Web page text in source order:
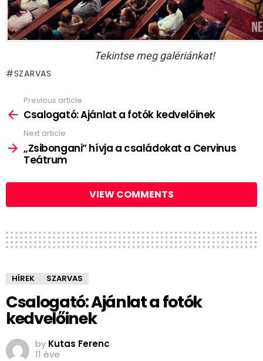
Tekintse meg galériánkat!
SZARVAS
more
Previous article
Csalogató: Ajánlat a fotók kedvelőinek
Next article
„Zsibongani” hívja a családokat a Cervinus
Teátrum
VIEW COMMENTS
HÍREK SZARVAS
Csalogató: Ajánlat a fotók
kedvelőinek
by Kutas Ferenc
11 éve